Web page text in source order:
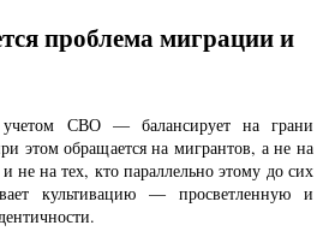
проблема миграции и
СВО — балансирует на грани
этом обращается на мигрантов, а не на
не на тех, кто параллельно этому до сих
культивацию — просветленную и